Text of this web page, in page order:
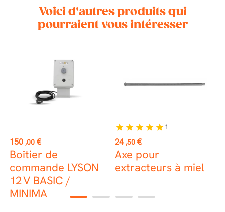
Voici d'autres produits qui
pourraient vous intéresser
Prix
150 ,00 €
Boîtier de
commande LYSON
12 V BASIC /
MINIMA
Prix
24 ,50 €
Axe pour
extracteurs à miel
star star star star star 1
1 2 3 4